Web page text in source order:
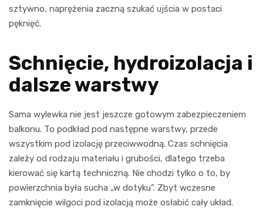
sztywno, naprężenia zaczną szukać ujścia w postaci
pęknięć.
Schnięcie, hydroizolacja i
dalsze warstwy
Sama wylewka nie jest jeszcze gotowym zabezpieczeniem
balkonu. To podkład pod następne warstwy, przede
wszystkim pod izolację przeciwwodną. Czas schnięcia
zależy od rodzaju materiału i grubości, dlatego trzeba
kierować się kartą techniczną. Nie chodzi tylko o to, by
powierzchnia była sucha „w dotyku”. Zbyt wczesne
zamknięcie wilgoci pod izolacją może osłabić cały układ.